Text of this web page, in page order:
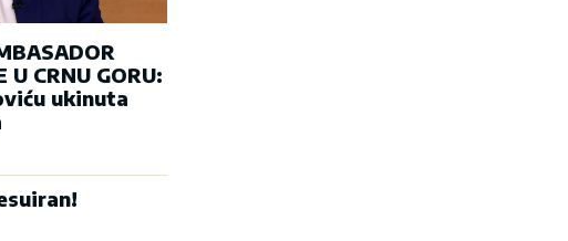
U CRNU GORU:
ukinuta